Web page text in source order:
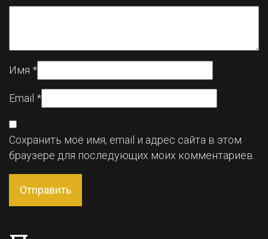
Имя *
Email *
Сохранить моё имя, email и адрес сайта в этом
браузере для последующих моих комментариев.